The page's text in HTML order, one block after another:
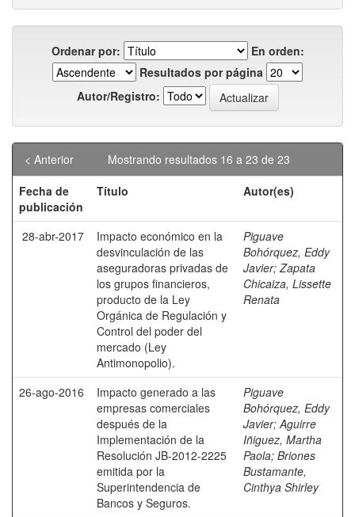
Ordenar por:
En orden:
Resultados por página
Autor/Registro:
Mostrando resultados 16 a 23 de 23
< Anterior
Fecha de
publicación
Título Autor(es)
28-abr-2017
Impacto económico en la
desvinculación de las
aseguradoras privadas de
los grupos financieros,
producto de la Ley
Orgánica de Regulación y
Control del poder del
mercado (Ley
Antimonopolio).
Piguave
Bohórquez, Eddy
Javier;Zapata
Chicaiza, Lissette
Renata
26-ago-2016
Impacto generado a las
empresas comerciales
después de la
Implementación de la
Resolución JB-2012-2225
emitida por la
Superintendencia de
Bancos y Seguros.
Piguave
Bohórquez, Eddy
Javier;Aguirre
Iñiguez, Martha
Paola; Briones
Bustamante,
Cinthya Shirley